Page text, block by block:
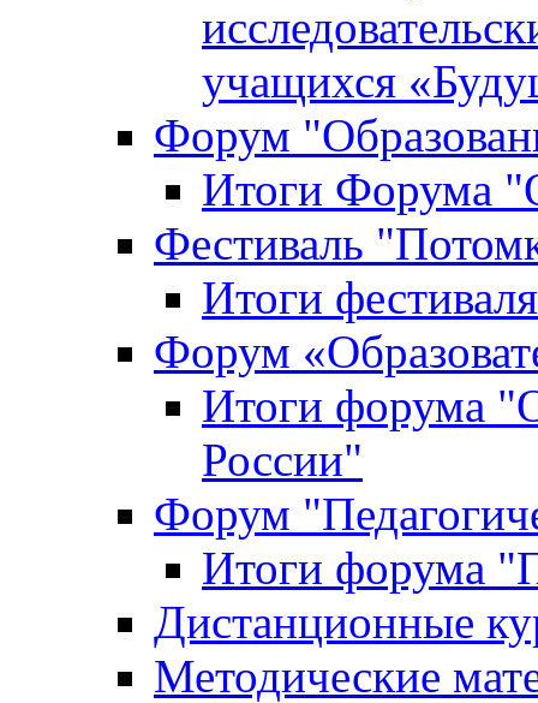
учащихся
Форум
Итоги Форума
Фестиваль
Итоги
Форум
Итоги форума
России"
Форум
Итоги форума
Дистанционные
Методические